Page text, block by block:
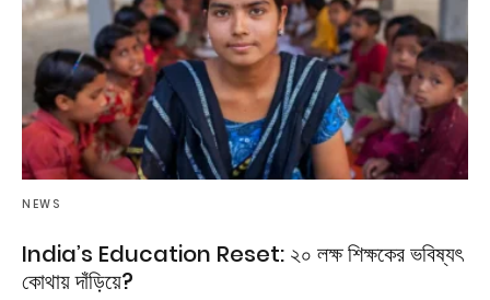
NEWS
India’s Education Reset: ২০ লক্ষ শিক্ষকের ভবিষ্যৎ
কোথায় দাঁড়িয়ে?